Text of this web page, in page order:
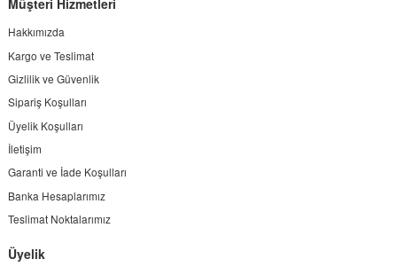
Müşteri Hizmetleri
Hakkımızda
Kargo ve Teslimat
Gizlilik ve Güvenlik
Sipariş Koşulları
Üyelik Koşulları
İletişim
Garanti ve İade Koşulları
Banka Hesaplarımız
Teslimat Noktalarımız
Üyelik